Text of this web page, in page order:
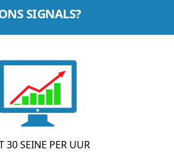
dienste
professionele handelaars
per dag
SIGNALS?
30 SEINE PER UUR